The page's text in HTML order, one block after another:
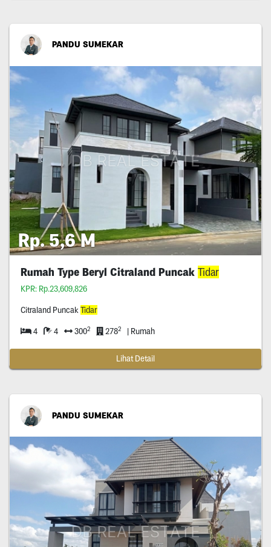
PANDU SUMEKAR
Rp. 5,6 M
Rumah Type Beryl Citraland Puncak Tidar
KPR: Rp.23,609,826
Citraland Puncak Tidar
4 4 3002 2782 | Rumah
Lihat Detail
PANDU SUMEKAR